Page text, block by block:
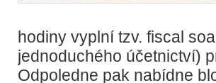
hodiny vyplní tzv. fiscal
jednoduchého účetnictví)
Odpoledne pak nabídne